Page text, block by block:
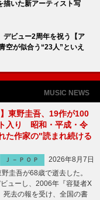
描いた新アーティスト写
デビュー2周年を祝う【ア
空が似合う“23人”といえ
MUSIC NEWS
東野圭吾、19作が100
入り 昭和・平成・令
た作家の"読まれ続ける
Ｊ－ＰＯＰ
2026年8月7日
圭吾が68歳で逝去した。
ューし、2006年『容疑者X
死去の報を受け、全国の書